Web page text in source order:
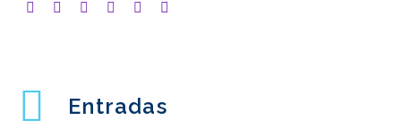
Entradas